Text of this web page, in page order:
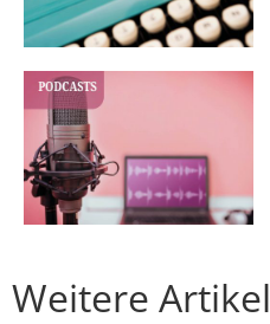
Weitere Artikel